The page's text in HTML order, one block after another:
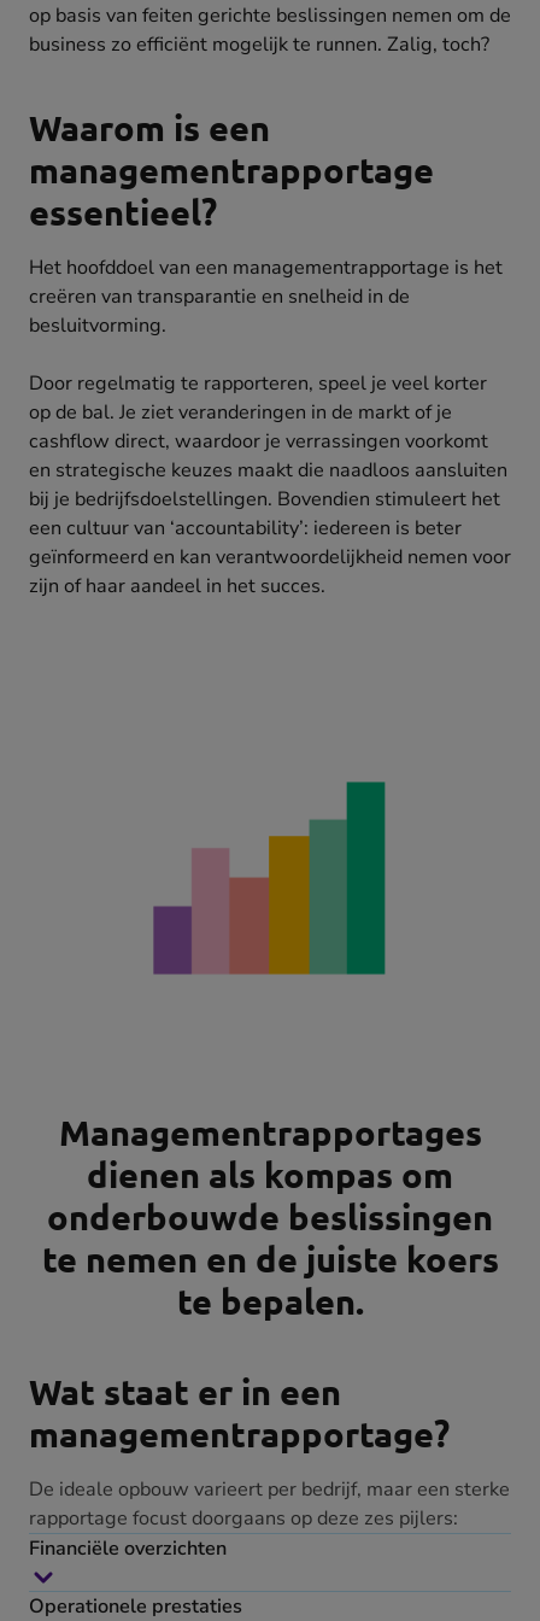
op basis van feiten gerichte beslissingen nemen om de
business zo efficiënt mogelijk te runnen. Zalig, toch?
Waarom is een
managementrapportage
essentieel?
Het hoofddoel van een managementrapportage is het
creëren van transparantie en snelheid in de
besluitvorming.
Door regelmatig te rapporteren, speel je veel korter
op de bal. Je ziet veranderingen in de markt of je
cashflow direct, waardoor je verrassingen voorkomt
en strategische keuzes maakt die naadloos aansluiten
bij je bedrijfsdoelstellingen. Bovendien stimuleert het
een cultuur van ‘accountability’: iedereen is beter
geïnformeerd en kan verantwoordelijkheid nemen voor
zijn of haar aandeel in het succes.
Managementrapportages
dienen als kompas om
onderbouwde beslissingen
te nemen en de juiste koers
te bepalen.
Wat staat er in een
managementrapportage?
De ideale opbouw varieert per bedrijf, maar een sterke
rapportage focust doorgaans op deze zes pijlers:
Financiële overzichten
Operationele prestaties